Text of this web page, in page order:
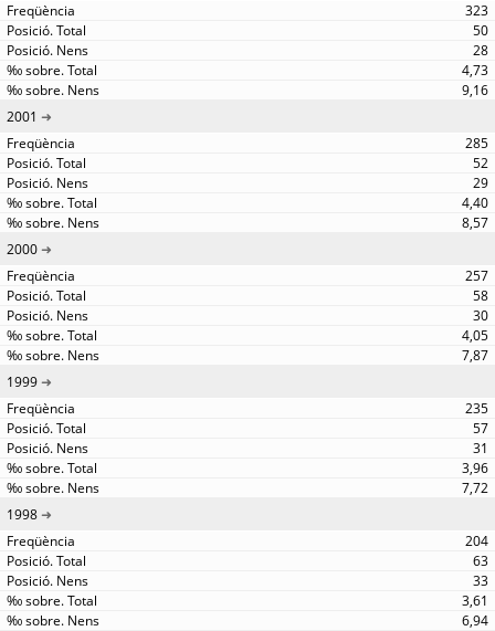
323
50
28
4,73
9,16
2001
285
52
29
4,40
8,57
2000
257
58
30
4,05
7,87
1999
235
57
31
3,96
7,72
1998
204
63
33
3,61
6,94